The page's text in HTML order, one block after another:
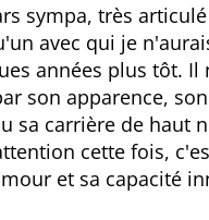
sympa, très
avec qui je
années plus tôt. Il
son apparence,
sa carrière de haut
cette fois,
et sa capacité